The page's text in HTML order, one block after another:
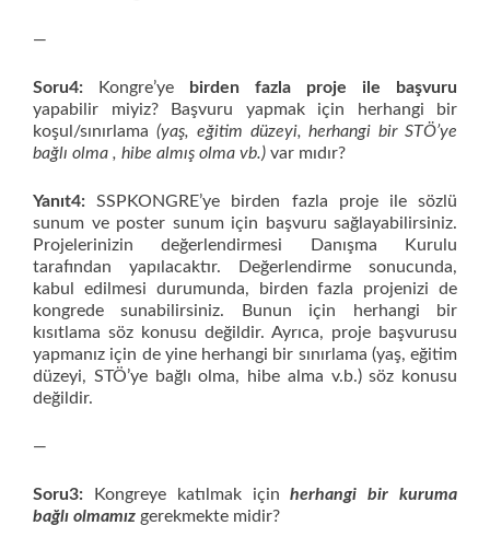
—
Soru4: Kongre’ye
birden fazla proje ile başvuru
yapabilir miyiz? Başvuru yapmak için herhangi bir
koşul/sınırlama (yaş, eğitim düzeyi, herhangi bir STÖ’ye
bağlı olma , hibe almış olma vb.) var mıdır?
Yanıt4:SSPKONGRE’ye birden fazla proje ile sözlü
sunum ve poster sunum için başvuru sağlayabilirsiniz.
Projelerinizin değerlendirmesi Danışma Kurulu
tarafından yapılacaktır. Değerlendirme sonucunda,
kabul edilmesi durumunda, birden fazla projenizi de
kongrede sunabilirsiniz. Bunun için herhangi bir
kısıtlama söz konusu değildir. Ayrıca, proje başvurusu
yapmanız için de yine herhangi bir sınırlama (yaş, eğitim
düzeyi, STÖ’ye bağlı olma, hibe alma v.b.) söz konusu
değildir.
—
Soru3: Kongreye katılmak içinherhangi bir kuruma
bağlı olmamız gerekmekte midir?